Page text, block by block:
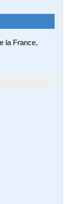
la France,